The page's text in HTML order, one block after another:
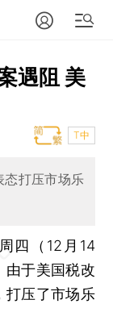
遇阻 美
T中
态打压市场乐
周四（12月14
由于美国税改
打压了市场乐